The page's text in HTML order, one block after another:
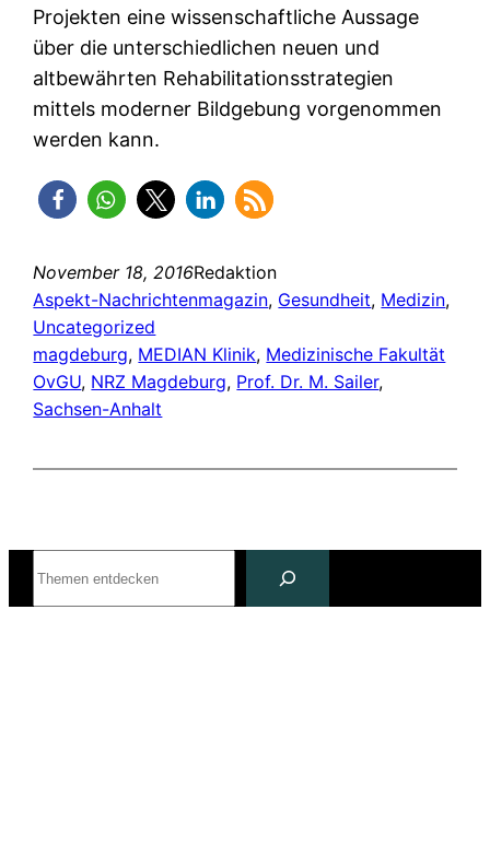
Projekten eine wissenschaftliche Aussage
über die unterschiedlichen neuen und
altbewährten Rehabilitationsstrategien
mittels moderner Bildgebung vorgenommen
werden kann.
November 18, 2016Redaktion
Aspekt-Nachrichtenmagazin, Gesundheit, Medizin
Uncategorized
magdeburg, MEDIAN Klinik, Medizinische Fakultät
OvGU, NRZ Magdeburg, Prof. Dr. M. Sailer
Sachsen-Anhalt